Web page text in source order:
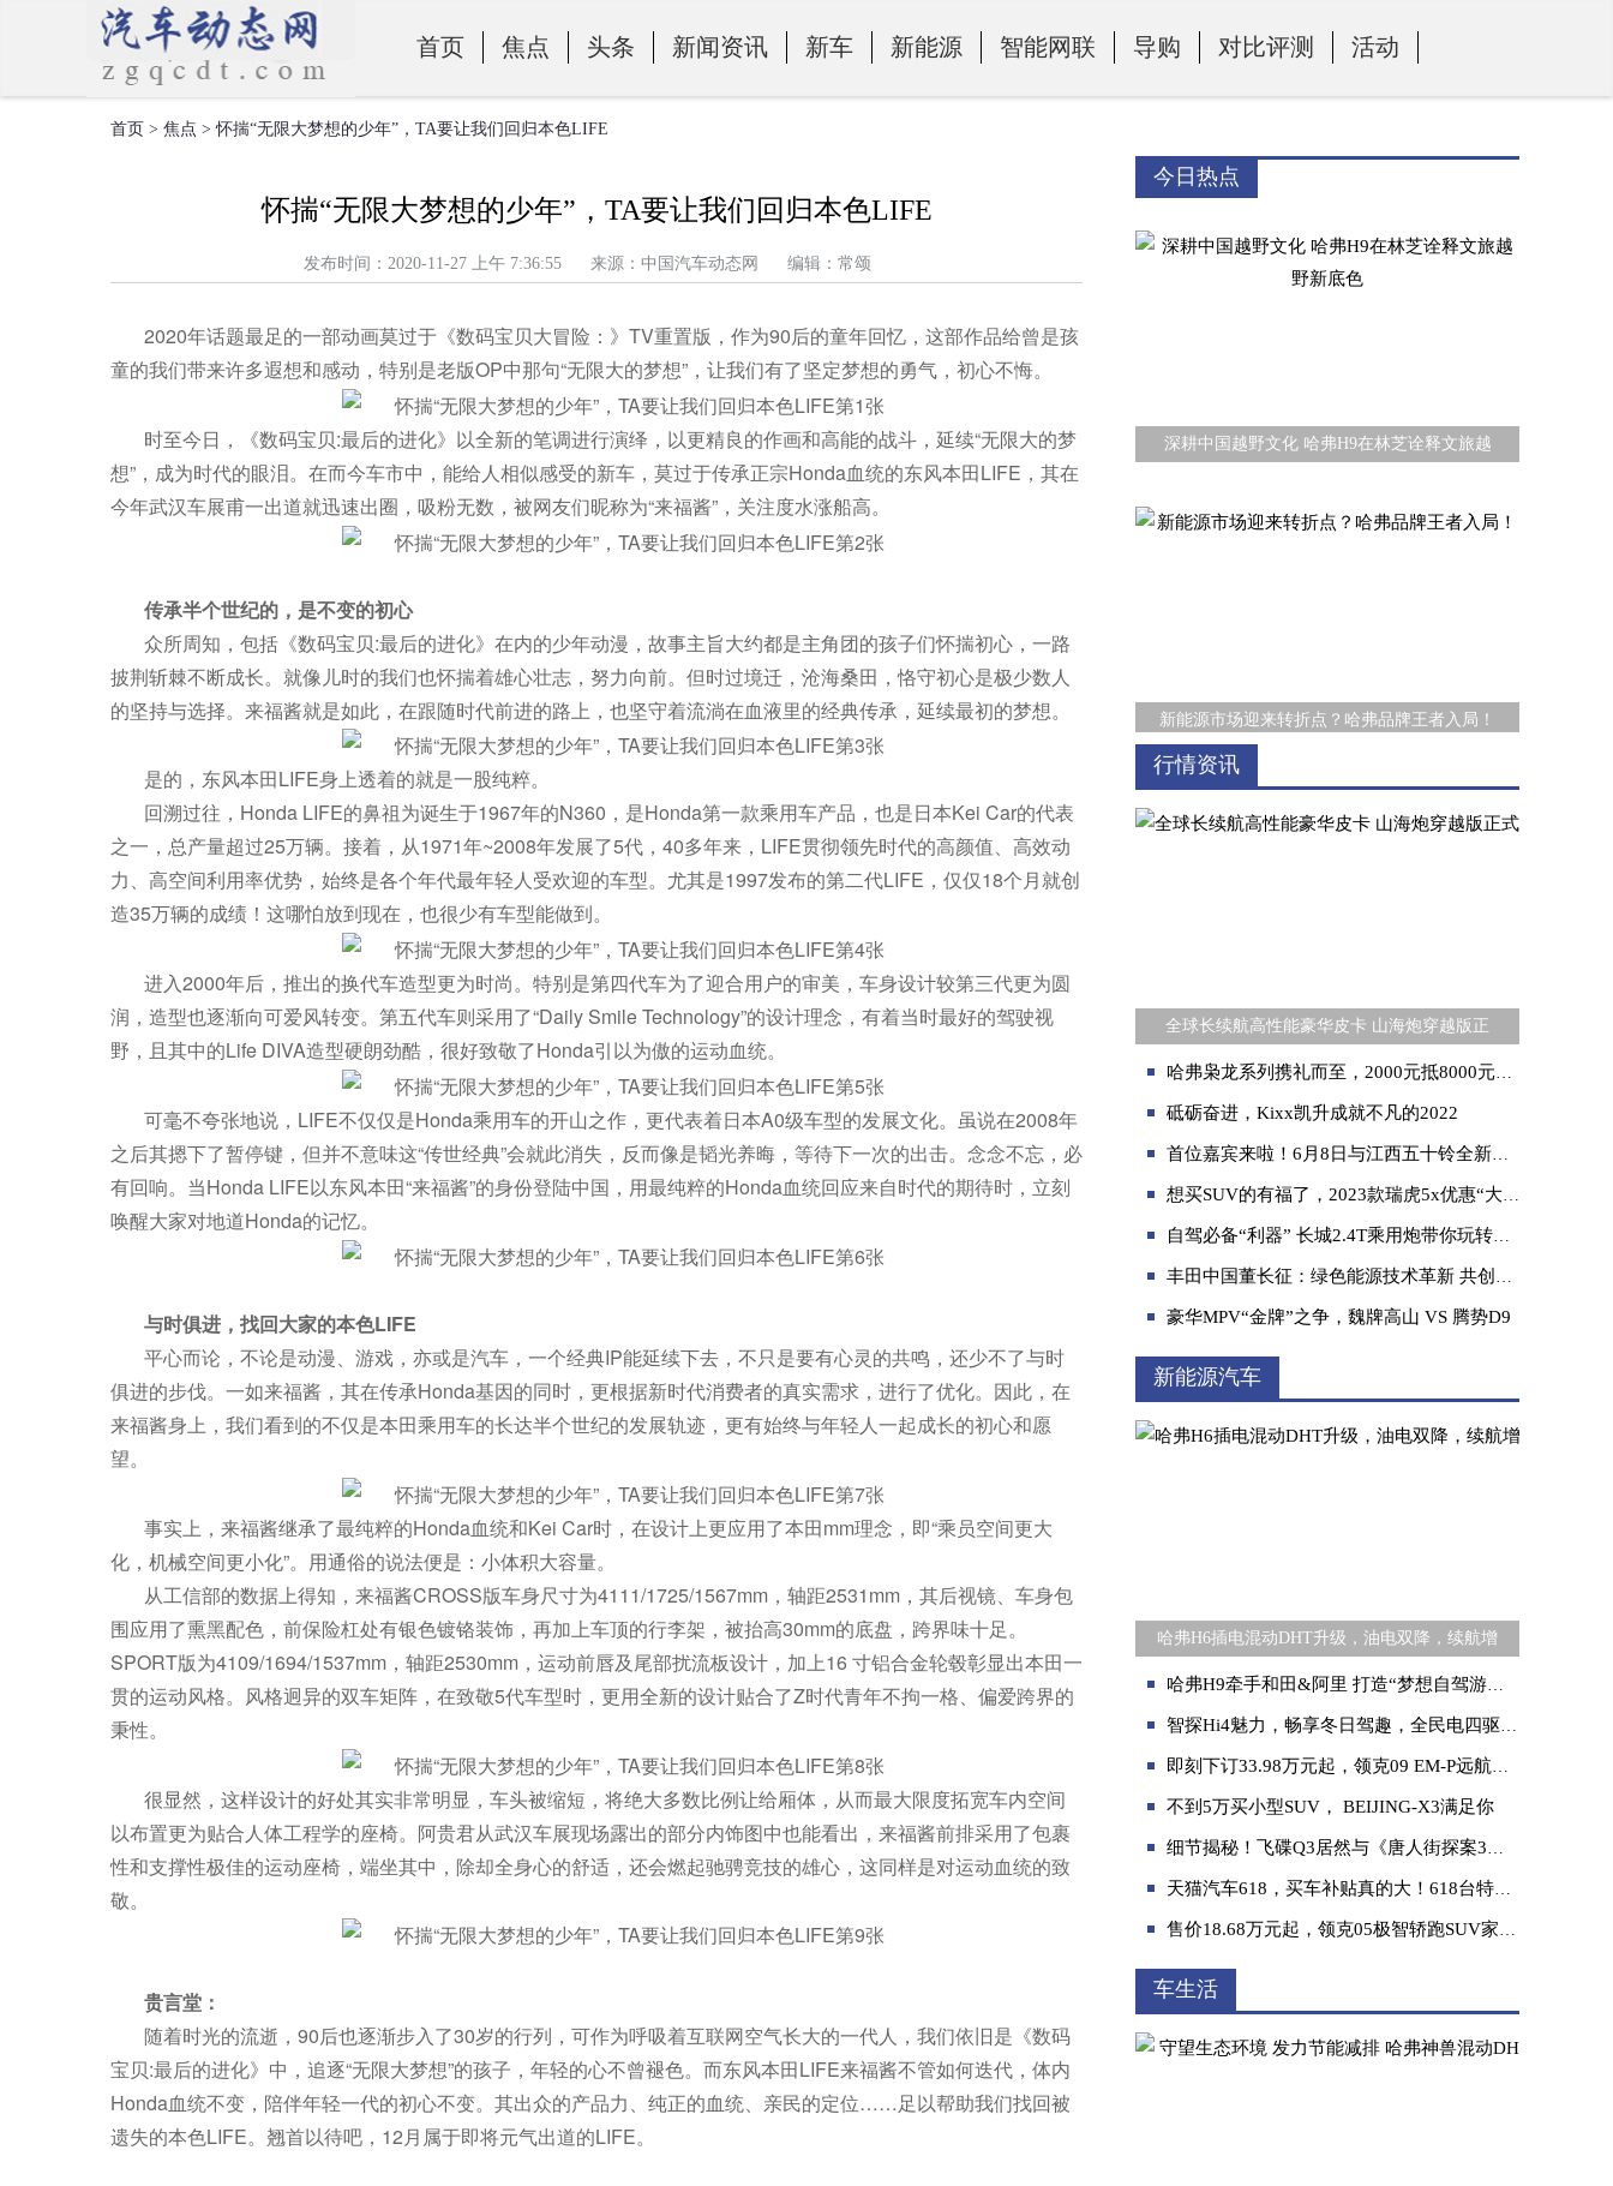
首页 焦点 头条 新闻资讯 新车 新能源 智能网联 导购 对比评测 活动
零部件
首页 > 焦点 > 怀揣“无限大梦想的少年”，TA要让我们回归本色LIFE
怀揣“无限大梦想的少年”，TA要让我们回归本色LIFE
发布时间：2020-11-27 上午 7:36:55 来源：中国汽车动态网 编辑：常颂
​2020年话题最足的一部动画莫过于《数码宝贝大冒险：》TV重置版，作为90后的童年回忆，这部作品给曾是孩
童的我们带来许多遐想和感动，特别是老版OP中那句“无限大的梦想”，让我们有了坚定梦想的勇气，初心不悔。
时至今日，《数码宝贝:最后的进化》以全新的笔调进行演绎，以更精良的作画和高能的战斗，延续“无限大的梦
想”，成为时代的眼泪。在而今车市中，能给人相似感受的新车，莫过于传承正宗Honda血统的东风本田LIFE，其在
今年武汉车展甫一出道就迅速出圈，吸粉无数，被网友们昵称为“来福酱”，关注度水涨船高。
传承半个世纪的，是不变的初心
众所周知，包括《数码宝贝:最后的进化》在内的少年动漫，故事主旨大约都是主角团的孩子们怀揣初心，一路
披荆斩棘不断成长。就像儿时的我们也怀揣着雄心壮志，努力向前。但时过境迁，沧海桑田，恪守初心是极少数人
的坚持与选择。来福酱就是如此，在跟随时代前进的路上，也坚守着流淌在血液里的经典传承，延续最初的梦想。
是的，东风本田LIFE身上透着的就是一股纯粹。
回溯过往，Honda LIFE的鼻祖为诞生于1967年的N360，是Honda第一款乘用车产品，也是日本Kei Car的代表
之一，总产量超过25万辆。接着，从1971年~2008年发展了5代，40多年来，LIFE贯彻领先时代的高颜值、高效动
力、高空间利用率优势，始终是各个年代最年轻人受欢迎的车型。尤其是1997发布的第二代LIFE，仅仅18个月就创
造35万辆的成绩！这哪怕放到现在，也很少有车型能做到。
进入2000年后，推出的换代车造型更为时尚。特别是第四代车为了迎合用户的审美，车身设计较第三代更为圆
润，造型也逐渐向可爱风转变。第五代车则采用了“Daily Smile Technology”的设计理念，有着当时最好的驾驶视
野，且其中的Life DIVA造型硬朗劲酷，很好致敬了Honda引以为傲的运动血统。
可毫不夸张地说，LIFE不仅仅是Honda乘用车的开山之作，更代表着日本A0级车型的发展文化。虽说在2008年
之后其摁下了暂停键，但并不意味这“传世经典”会就此消失，反而像是韬光养晦，等待下一次的出击。念念不忘，必
有回响。当Honda LIFE以东风本田“来福酱”的身份登陆中国，用最纯粹的Honda血统回应来自时代的期待时，立刻
唤醒大家对地道Honda的记忆。
与时俱进，找回大家的本色LIFE
平心而论，不论是动漫、游戏，亦或是汽车，一个经典IP能延续下去，不只是要有心灵的共鸣，还少不了与时
俱进的步伐。一如来福酱，其在传承Honda基因的同时，更根据新时代消费者的真实需求，进行了优化。因此，在
来福酱身上，我们看到的不仅是本田乘用车的长达半个世纪的发展轨迹，更有始终与年轻人一起成长的初心和愿
望。
事实上，来福酱继承了最纯粹的Honda血统和Kei Car时，在设计上更应用了本田mm理念，即“乘员空间更大
化，机械空间更小化”。用通俗的说法便是：小体积大容量。
从工信部的数据上得知，来福酱CROSS版车身尺寸为4111/1725/1567mm，轴距2531mm，其后视镜、车身包
围应用了熏黑配色，前保险杠处有银色镀铬装饰，再加上车顶的行李架，被抬高30mm的底盘，跨界味十足。
SPORT版为4109/1694/1537mm，轴距2530mm，运动前唇及尾部扰流板设计，加上16 寸铝合金轮毂彰显出本田一
贯的运动风格。风格迥异的双车矩阵，在致敬5代车型时，更用全新的设计贴合了Z时代青年不拘一格、偏爱跨界的
秉性。
很显然，这样设计的好处其实非常明显，车头被缩短，将绝大多数比例让给厢体，从而最大限度拓宽车内空间
以布置更为贴合人体工程学的座椅。阿贵君从武汉车展现场露出的部分内饰图中也能看出，来福酱前排采用了包裹
性和支撑性极佳的运动座椅，端坐其中，除却全身心的舒适，还会燃起驰骋竞技的雄心，这同样是对运动血统的致
敬。
贵言堂：
随着时光的流逝，90后也逐渐步入了30岁的行列，可作为呼吸着互联网空气长大的一代人，我们依旧是《数码
宝贝:最后的进化》中，追逐“无限大梦想”的孩子，年轻的心不曾褪色。而东风本田LIFE来福酱不管如何迭代，体内
Honda血统不变，陪伴年轻一代的初心不变。其出众的产品力、纯正的血统、亲民的定位……足以帮助我们找回被
遗失的本色LIFE。翘首以待吧，12月属于即将元气出道的LIFE。
今日热点
深耕中国越野文化 哈弗H9在林芝诠释文旅越
新能源市场迎来转折点？哈弗品牌王者入局！
选车挑花眼？哈弗M6 PLUS与欧尚X5全面对比
行情资讯
全球长续航高性能豪华皮卡 山海炮穿越版正
哈弗枭龙系列携礼而至，2000元抵8000元多重超值福利不容错过
砥砺奋进，Kixx凯升成就不凡的2022
首位嘉宾来啦！6月8日与江西五十铃全新D-MAX V-CROSS一起相约《温暖的客栈》
想买SUV的有福了，2023款瑞虎5x优惠“大放价”，直降12000！
自驾必备“利器” 长城2.4T乘用炮带你玩转全场景皮卡车生活
丰田中国董长征：绿色能源技术革新 共创未来出行新篇章
豪华MPV“金牌”之争，魏牌高山 VS 腾势D9
新能源汽车
哈弗H6插电混动DHT升级，油电双降，续航增
哈弗H9牵手和田&阿里 打造“梦想自驾游目的地”
智探Hi4魅力，畅享冬日驾趣，全民电四驱冰雪体验即将开启！
即刻下订33.98万元起，领克09 EM-P远航版正式上市
不到5万买小型SUV， BEIJING-X3满足你
细节揭秘！飞碟Q3居然与《唐人街探案3》中“Q”有这般相似处
天猫汽车618，买车补贴真的大！618台特价车最高直降16万！
售价18.68万元起，领克05极智轿跑SUV家族焕新上市
车生活